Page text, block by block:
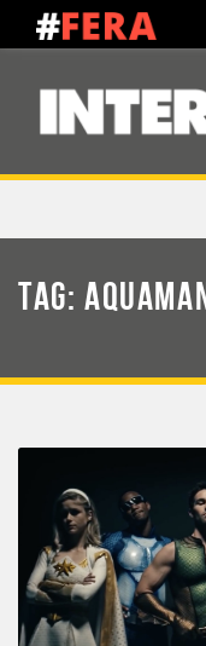
TAG: